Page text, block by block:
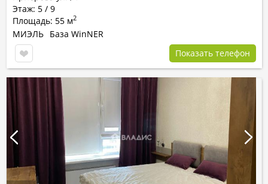
Этаж: 5 / 9
Площадь: 55 м2
МИЭЛЬ База WinNER
Показать телефон